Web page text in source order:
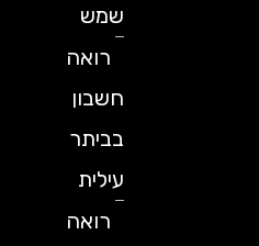
שמש
רואה
חשבון
בביתר
עילית
רואה